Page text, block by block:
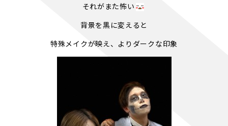
それがまた怖い
背景を黒に変えると
特殊メイクが映え、よりダークな印象